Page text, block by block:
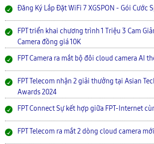
Đăng Ký Lắp Đặt WiFi 7 XGSPON - Gói Cước
FPT triển khai chương trình 1 Triệu 3 Cam
Camera đồng giá 10K
FPT Camera ra mắt bộ đôi cloud camera AI
FPT Telecom nhận 2 giải thưởng tại Asian
Awards 2024
FPT Connect Sự kết hợp giữa FPT-Internet
FPT Telecom ra mắt 2 dòng cloud camera